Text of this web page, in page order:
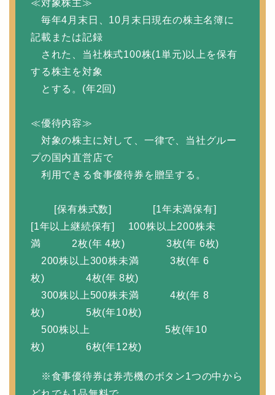
≪対象株主≫
毎年4月末日、10月末日現在の株主名簿に
記載または記録
された、当社株式100株(1単元)以上を保有
する株主を対象
とする。(年2回)
≪優待内容≫
対象の株主に対して、一律で、当社グルー
プの国内直営店で
利用できる食事優待券を贈呈する。
[保有株式数] [1年未満保有]
[1年以上継続保有] 100株以上200株未
満 2枚(年 4枚) 3枚(年 6枚)
200株以上300株未満 3枚(年 6
枚) 4枚(年 8枚)
300株以上500株未満 4枚(年 8
枚) 5枚(年10枚)
500株以上 5枚(年10
枚) 6枚(年12枚)
※食事優待券は券売機のボタン1つの中から